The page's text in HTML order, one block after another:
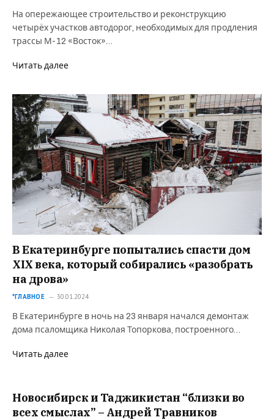
На опережающее строительство и реконструкцию
четырёх участков автодорог, необходимых для продления
трассы М-12 «Восток»…
Читать далее
В Екатеринбурге попытались спасти дом
XIX века, который собирались «разобрать
на дрова»
*ГЛАВНОЕ 30.01.2024
В Екатеринбурге в ночь на 23 января начался демонтаж
дома псаломщика Николая Топоркова, построенного…
Читать далее
Новосибирск и Таджикистан “близки во
всех смыслах” – Андрей Травников